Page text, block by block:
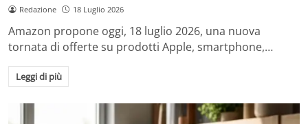
Redazione 18 Luglio 2026
Amazon propone oggi, 18 luglio 2026, una nuova
tornata di offerte su prodotti Apple, smartphone,…
Leggi di più